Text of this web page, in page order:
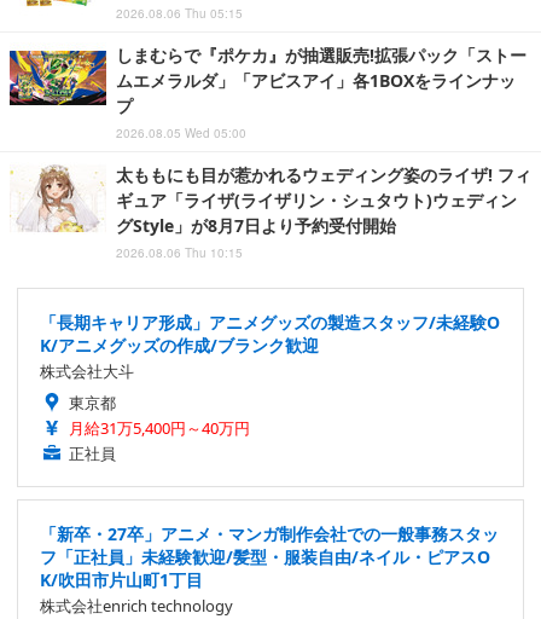
2026.08.06 Thu 05:15
しまむらで『ポケカ』が抽選販売!拡張パック「ストー
ムエメラルダ」「アビスアイ」各1BOXをラインナッ
プ
2026.08.05 Wed 05:00
太ももにも目が惹かれるウェディング姿のライザ! フィ
ギュア「ライザ(ライザリン・シュタウト)ウェディン
グStyle」が8月7日より予約受付開始
2026.08.06 Thu 10:15
「長期キャリア形成」アニメグッズの製造スタッフ/未経験O
K/アニメグッズの作成/ブランク歓迎
株式会社大斗
東京都
月給31万5,400円～40万円
正社員
「新卒・27卒」アニメ・マンガ制作会社での一般事務スタッ
フ「正社員」未経験歓迎/髪型・服装自由/ネイル・ピアスO
K/吹田市片山町1丁目
株式会社enrich technology